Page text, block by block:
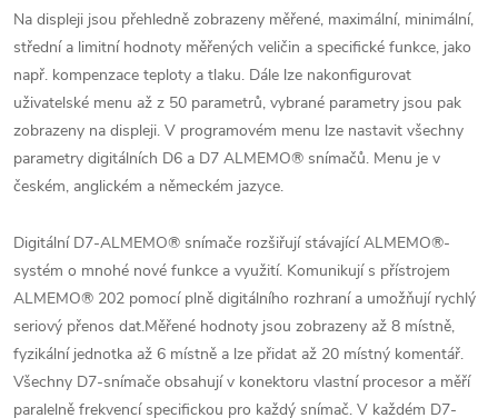
Na displeji jsou přehledně zobrazeny měřené, maximální, minimální,
střední a limitní hodnoty měřených veličin a specifické funkce, jako
např. kompenzace teploty a tlaku. Dále lze nakonfigurovat
uživatelské menu až z 50 parametrů, vybrané parametry jsou pak
zobrazeny na displeji. V programovém menu lze nastavit všechny
parametry digitálních D6 a D7 ALMEMO® snímačů. Menu je v
českém, anglickém a německém jazyce.
Digitální D7-ALMEMO® snímače rozšiřují stávající ALMEMO®-
systém o mnohé nové funkce a využití. Komunikují s přístrojem
ALMEMO® 202 pomocí plně digitálního rozhraní a umožňují rychlý
seriový přenos dat.Měřené hodnoty jsou zobrazeny až 8 místně,
fyzikální jednotka až 6 místně a lze přidat až 20 místný komentář.
Všechny D7-snímače obsahují v konektoru vlastní procesor a měří
paralelně frekvencí specifickou pro každý snímač. V každém D7-